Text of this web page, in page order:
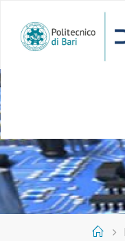
contenuto